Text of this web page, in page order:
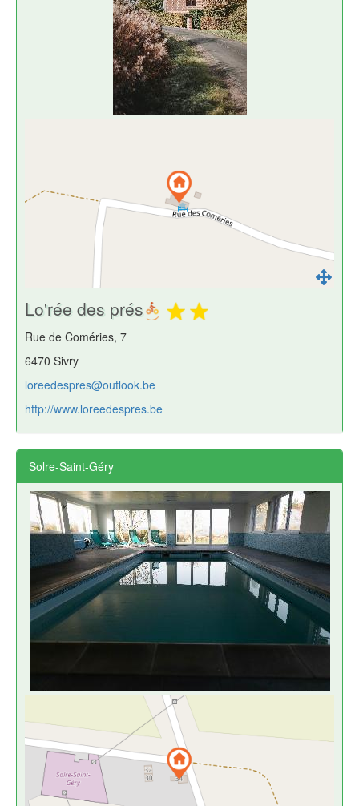
Lo'rée des prés
Rue de Coméries, 7
6470 Sivry
loreedespres@outlook.be
http://www.loreedespres.be
Solre-Saint-Géry